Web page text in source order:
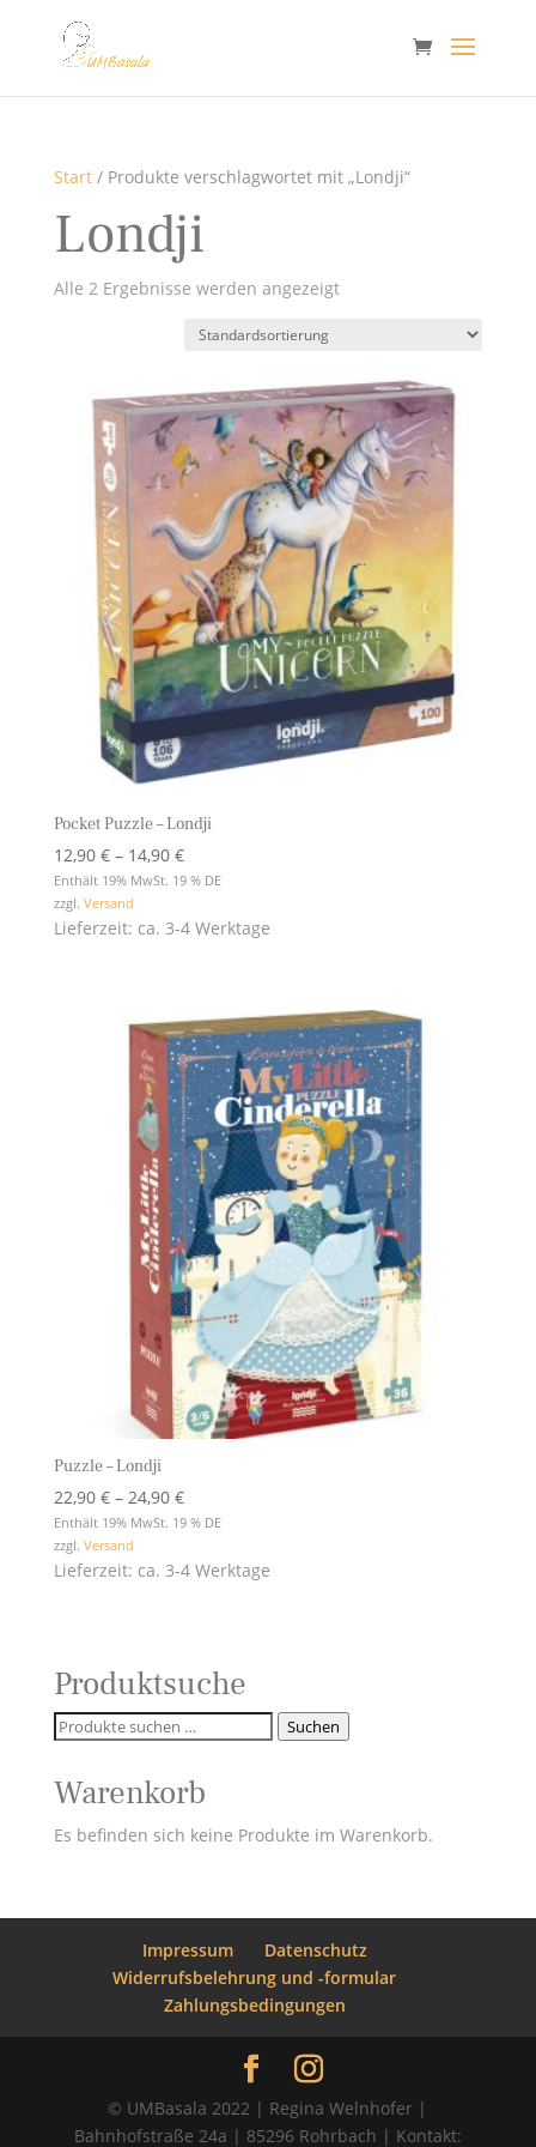
Start/ Produkte verschlagwortet mit „Londji“
Londji
Alle 2 Ergebnisse werden angezeigt
Pocket Puzzle – Londji
12,90 € – 14,90 €Preisspanne:
12,90 €
14,90 €
Enthält 19% MwSt. 19 % DE
zzgl. Versand
Lieferzeit: ca. 3-4 Werktage
Puzzle – Londji
22,90 € – 24,90 €Preisspanne:
22,90 €
24,90 €
Enthält 19% MwSt. 19 % DE
zzgl. Versand
Lieferzeit: ca. 3-4 Werktage
Produktsuche
Suchen
Suchen
Warenkorb
Es befinden sich keine Produkte im Warenkorb.
Impressum
Datenschutz
Widerrufsbelehrung und -formular
Zahlungsbedingungen
© UMBasala 2022 | Regina Welnhofer |
Bahnhofstraße 24a | 85296 Rohrbach | Kontakt: